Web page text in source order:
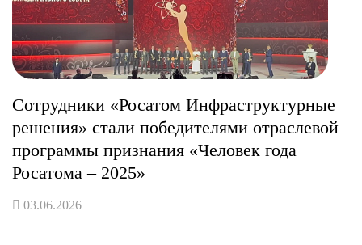
Сотрудники «Росатом Инфраструктурные
решения» стали победителями отраслевой
программы признания «Человек года
Росатома – 2025»
03.06.2026